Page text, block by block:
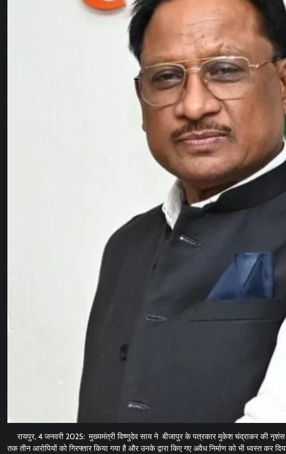
रायपुर, 4 जनवरी 2025: मुख्यमंत्री विष्णुदेव साय ने बीजापुर के पत्रकार मुकेश चंद्राकर की नृशंस
तक तीन आरोपियों को गिरफ्तार किया गया है और उनके द्वारा किए गए अवैध निर्माण को भी ध्वस्त कर